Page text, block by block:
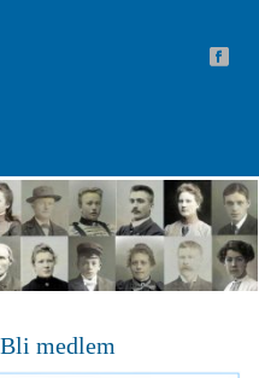
Bli medlem